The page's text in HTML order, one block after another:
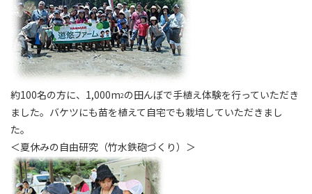
約100名の方に、1,000m2の田んぼで手植え体験を行っていただき
ました。バケツにも苗を植えて自宅でも栽培していただきまし
た。
＜夏休みの自由研究（竹水鉄砲づくり）＞